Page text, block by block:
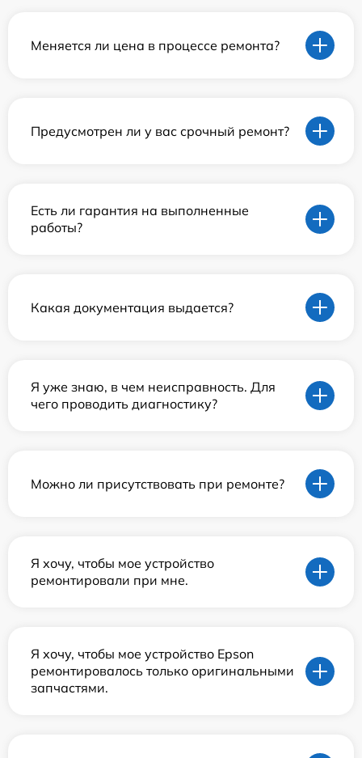
Меняется ли цена в процессе ремонта?
Предусмотрен ли у вас срочный ремонт?
Есть ли гарантия на выполненные
работы?
Какая документация выдается?
Я уже знаю, в чем неисправность. Для
чего проводить диагностику?
Можно ли присутствовать при ремонте?
Я хочу, чтобы мое устройство
ремонтировали при мне.
Я хочу, чтобы мое устройство Epson
ремонтировалось только оригинальными
запчастями.